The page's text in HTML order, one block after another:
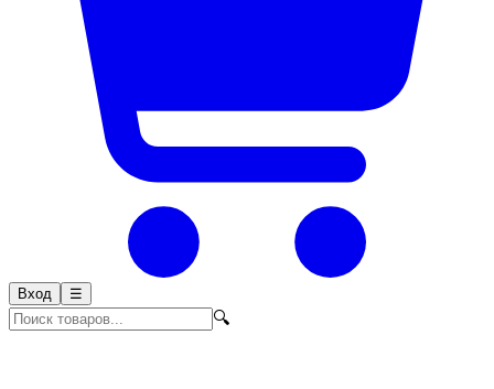
Вход ☰
🔍